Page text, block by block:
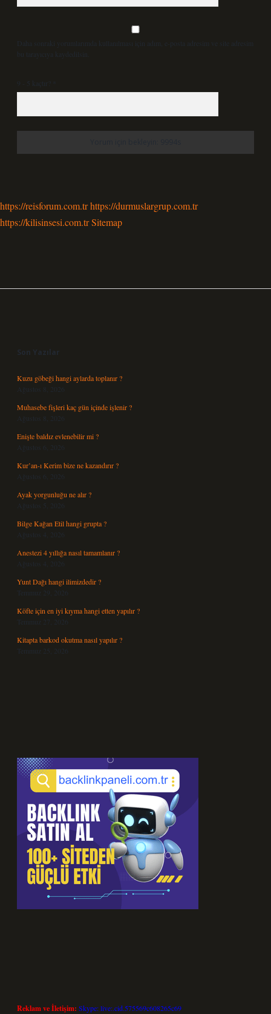
Daha sonraki yorumlarımda kullanılması için adım, e-posta adresim ve site adresim
bu tarayıcıya kaydedilsin.
9 - 5 kaçtır?
https://reisforum.com.trhttps://durmuslargrup.com.tr
https://kilisinsesi.com.trSitemap
Son Yazılar
Kuzu göbeği hangi aylarda toplanır ?
Ağustos 8, 2026
Muhasebe fişleri kaç gün içinde işlenir ?
Ağustos 8, 2026
Enişte baldız evlenebilir mi ?
Ağustos 6, 2026
Kur’an-ı Kerim bize ne kazandırır ?
Ağustos 6, 2026
Ayak yorgunluğu ne alır ?
Ağustos 5, 2026
Bilge Kağan Etil hangi grupta ?
Ağustos 4, 2026
Anestezi 4 yıllığa nasıl tamamlanır ?
Ağustos 4, 2026
Yunt Dağı hangi ilimizdedir ?
Temmuz 29, 2026
Köfte için en iyi kıyma hangi etten yapılır ?
Temmuz 27, 2026
Kitapta barkod okutma nasıl yapılır ?
Temmuz 25, 2026
Reklam ve İletişim: Skype: live:.cid.575569c608265c69